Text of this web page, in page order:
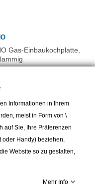
Gas-Einbaukochplatte,
Informationen in Ihrem
meist in Form von \
auf Sie, Ihre Präferenzen
oder Handy) beziehen,
Website so zu gestalten,
Mehr Info